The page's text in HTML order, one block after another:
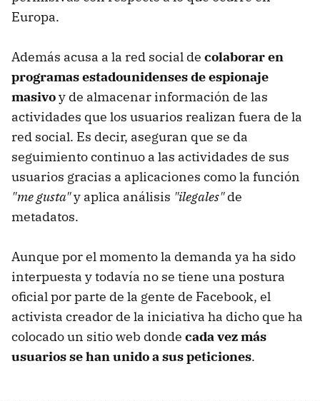
Europa.
Además acusa a la red social de colaborar en
programas estadounidenses de espionaje
masivoy de almacenar información de las
actividades que los usuarios realizan fuera de la
red social. Es decir, aseguran que se da
seguimiento continuo a las actividades de sus
usuarios gracias a aplicaciones como la función
"me gusta"y aplica análisis "ilegales"de
metadatos.
Aunque por el momento la demanda ya ha sido
interpuesta y todavía no se tiene una postura
oficial por parte de la gente de Facebook, el
activista creador de la iniciativa ha dicho que ha
colocado un sitio web donde cada vez más
usuarios se han unido a sus peticiones.